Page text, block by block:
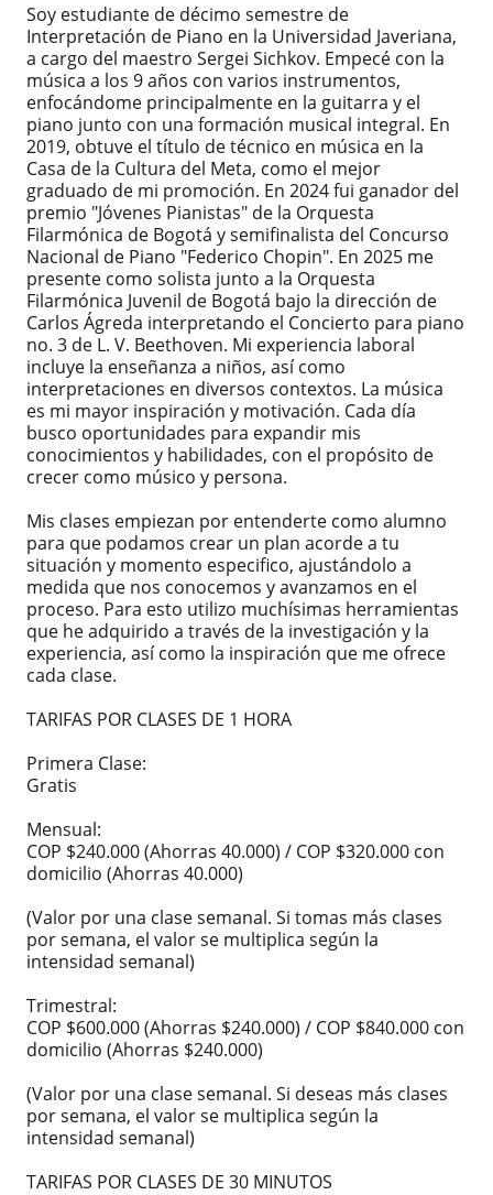
Soy estudiante de décimo semestre de
Interpretación de Piano en la Universidad Javeriana,
a cargo del maestro Sergei Sichkov. Empecé con la
música a los 9 años con varios instrumentos,
enfocándome principalmente en la guitarra y el
piano junto con una formación musical integral. En
2019, obtuve el título de técnico en música en la
Casa de la Cultura del Meta, como el mejor
graduado de mi promoción. En 2024 fui ganador del
premio "Jóvenes Pianistas" de la Orquesta
Filarmónica de Bogotá y semifinalista del Concurso
Nacional de Piano "Federico Chopin". En 2025 me
presente como solista junto a la Orquesta
Filarmónica Juvenil de Bogotá bajo la dirección de
Carlos Ágreda interpretando el Concierto para piano
no. 3 de L. V. Beethoven. Mi experiencia laboral
incluye la enseñanza a niños, así como
interpretaciones en diversos contextos. La música
es mi mayor inspiración y motivación. Cada día
busco oportunidades para expandir mis
conocimientos y habilidades, con el propósito de
crecer como músico y persona.
Mis clases empiezan por entenderte como alumno
para que podamos crear un plan acorde a tu
situación y momento especifico, ajustándolo a
medida que nos conocemos y avanzamos en el
proceso. Para esto utilizo muchísimas herramientas
que he adquirido a través de la investigación y la
experiencia, así como la inspiración que me ofrece
cada clase.
TARIFAS POR CLASES DE 1 HORA
Primera Clase:
Gratis
Mensual:
COP $240.000 (Ahorras 40.000) / COP $320.000 con
domicilio (Ahorras 40.000)
(Valor por una clase semanal. Si tomas más clases
por semana, el valor se multiplica según la
intensidad semanal)
Trimestral:
COP $600.000 (Ahorras $240.000) / COP $840.000 con
domicilio (Ahorras $240.000)
(Valor por una clase semanal. Si deseas más clases
por semana, el valor se multiplica según la
intensidad semanal)
TARIFAS POR CLASES DE 30 MINUTOS